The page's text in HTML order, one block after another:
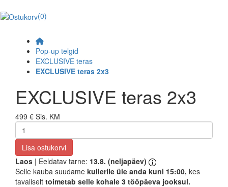
(0)
Pop-up telgid
EXCLUSIVE teras
EXCLUSIVE teras 2x3
EXCLUSIVE teras 2x3
499 € Sis. KM
Lisa ostukorvi
Laos | Eeldatav tarne: 13.8. (neljapäev)
Selle kauba suudame kullerile üle anda kuni 15:00, kes
tavaliselt toimetab selle kohale 3 tööpäeva jooksul.